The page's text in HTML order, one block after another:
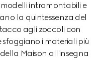
intramontabili e
la quintessenza del
tacco agli zoccoli con
i materiali più
Maison all'insegna